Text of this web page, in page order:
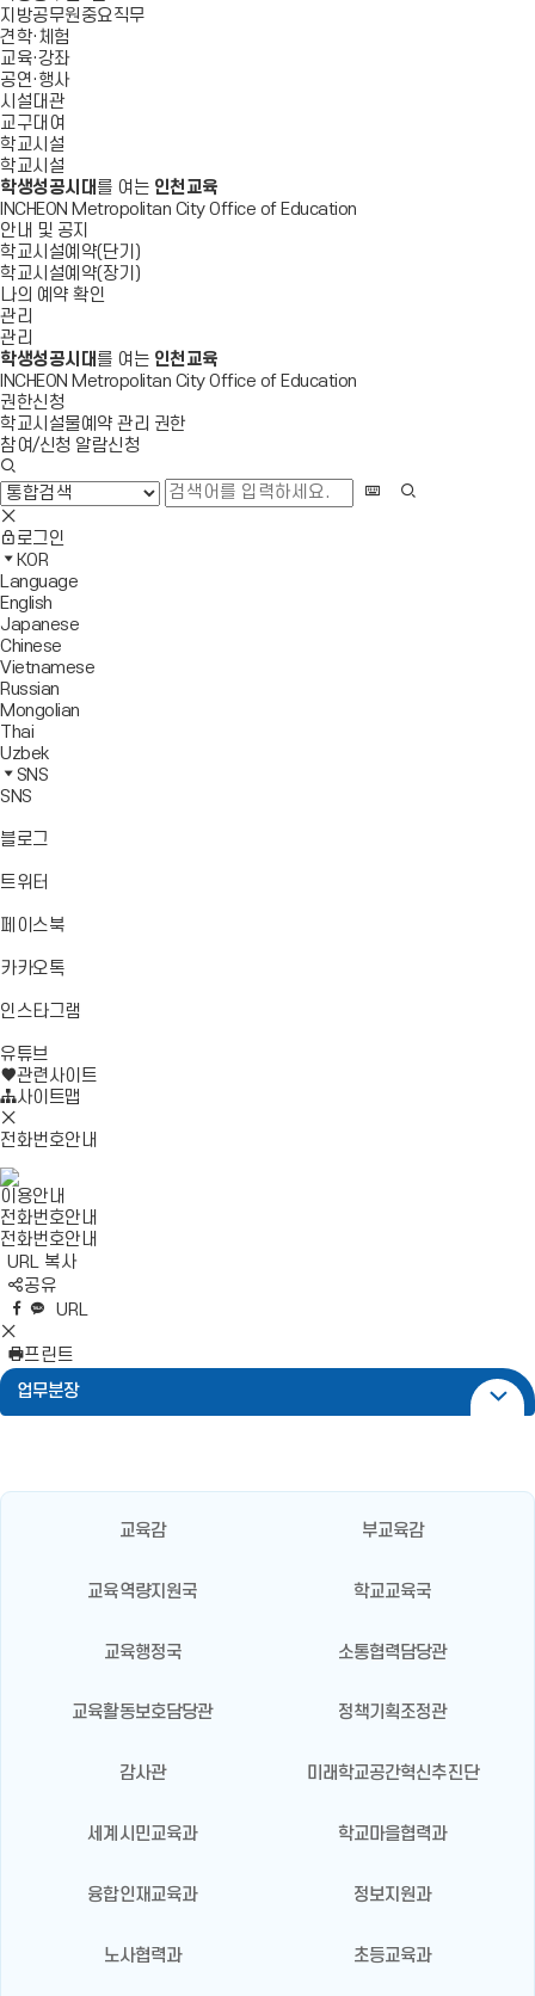
지방공무원중요직무
견학·체험
교육·강좌
공연·행사
시설대관
교구대여
학교시설
학교시설
학생성공시대 를 여는 인천교육
INCHEON Metropolitan City Office of Education
안내 및 공지
학교시설예약(단기)
학교시설예약(장기)
나의 예약 확인
관리
관리
학생성공시대 를 여는 인천교육
INCHEON Metropolitan City Office of Education
권한신청
학교시설물예약 관리 권한
참여/신청 알람신청
검
색
창
열
기
검
검
색
영
역
닫
기
사
이
트
맵
이
동
모
바
일
메
뉴
열
기
전
체
메
뉴
로그인
KOR
Language
English
Japanese
Chinese
Vietnamese
Russian
Mongolian
Thai
Uzbek
SNS
SNS
블로그
트위터
가
페이스북바
가
카카오톡바
가
인스타그램
기
유튜브
로
가
관련사이트
사이트맵
모
바
메
뉴
닫
기
전화번호안내
이용안내
전화번호안내
전화번호안내
URL 복사
공유
N
영
역
펼
치
네
이
버
밴
공
엑
스
공
유
페
스
북
공
유
카
오
톡
공
유
URL
S
N
S
영
역
프린트
업무분장
교육감 부교육감
교육역량지원국 학교교육국
교육행정국 소통협력담당관
교육활동보호담당관 정책기획조정관
감사관 미래학교공간혁신추진단
세계시민교육과 학교마을협력과
융합인재교육과 정보지원과
노사협력과 초등교육과